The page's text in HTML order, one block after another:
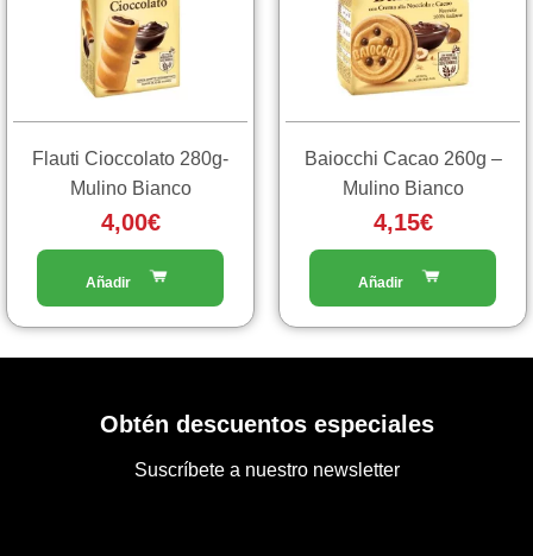
Flauti Cioccolato 280g-
Mulino Bianco
4,00€
Baiocchi Cacao 260g –
Mulino Bianco
4,15€
Obtén descuentos especiales
Suscríbete a nuestro newsletter